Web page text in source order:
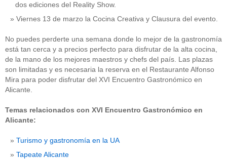
dos ediciones del Reality Show.
Viernes 13 de marzo la Cocina Creativa y Clausura del evento.
No puedes perderte una semana donde lo mejor de la gastronomía
está tan cerca y a precios perfecto para disfrutar de la alta cocina,
de la mano de los mejores maestros y chefs del país. Las plazas
son limitadas y es necesaria la reserva en el Restaurante Alfonso
Mira para poder disfrutar del XVI Encuentro Gastronómico en
Alicante.
Temas relacionados con XVI Encuentro Gastronómico en
Alicante:
Turismo y gastronomía en la UA
Tapeate Alicante